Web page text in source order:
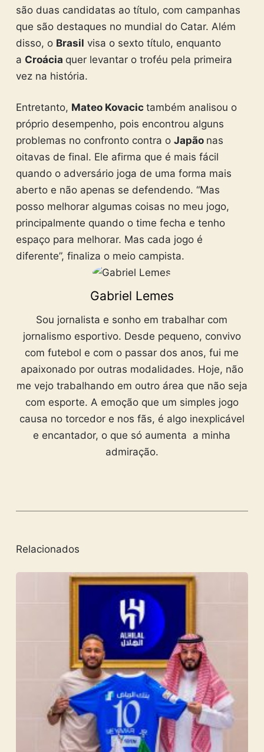
são duas candidatas ao título, com campanhas
que são destaques no mundial do Catar. Além
disso, o Brasil visa o sexto título, enquanto
a Croácia quer levantar o troféu pela primeira
vez na história.
Entretanto, Mateo Kovacic também analisou o
próprio desempenho, pois encontrou alguns
problemas no confronto contra o Japão nas
oitavas de final. Ele afirma que é mais fácil
quando o adversário joga de uma forma mais
aberto e não apenas se defendendo. “Mas
posso melhorar algumas coisas no meu jogo,
principalmente quando o time fecha e tenho
espaço para melhorar. Mas cada jogo é
diferente”, finaliza o meio campista.
Gabriel Lemes
Sou jornalista e sonho em trabalhar com
jornalismo esportivo. Desde pequeno, convivo
com futebol e com o passar dos anos, fui me
apaixonado por outras modalidades. Hoje, não
me vejo trabalhando em outro área que não seja
com esporte. A emoção que um simples jogo
causa no torcedor e nos fãs, é algo inexplicável
e encantador, o que só aumenta a minha
admiração.
Relacionados